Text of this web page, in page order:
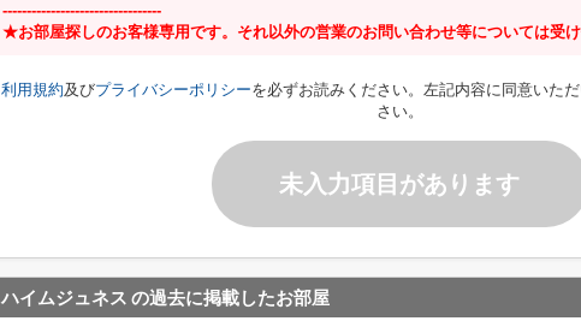
---------------------------------
★お部屋探しのお客様専用です。それ以外の営業のお問い合わせ等については受け
利用規約及びプライバシーポリシーを必ずお読みください。左記内容に同意いた
さい。
未入力項目があります
ハイムジュネス の過去に掲載したお部屋